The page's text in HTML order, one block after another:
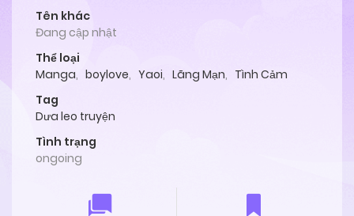
Tên khác
Đang cập nhật
Thể loại
Manga, boylove, Yaoi, Lãng Mạn, Tình Cảm
Tag
Dưa leo truyện
Tình trạng
ongoing